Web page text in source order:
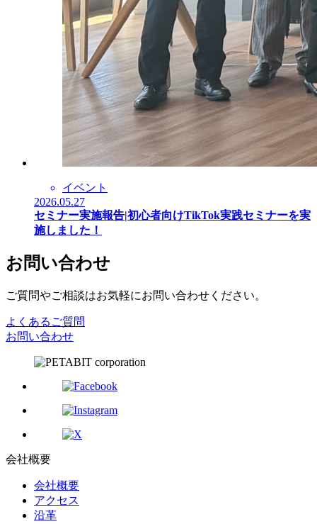
イベント
2026.05.27
セミナー実施報告|初心者向けTikTok実践セミナーを実
施しました！
お問い合わせ
ご質問やご相談はお気軽にお問い合わせください。
よくあるご質問
お問い合わせ
会社概要
会社概要
アクセス
沿革